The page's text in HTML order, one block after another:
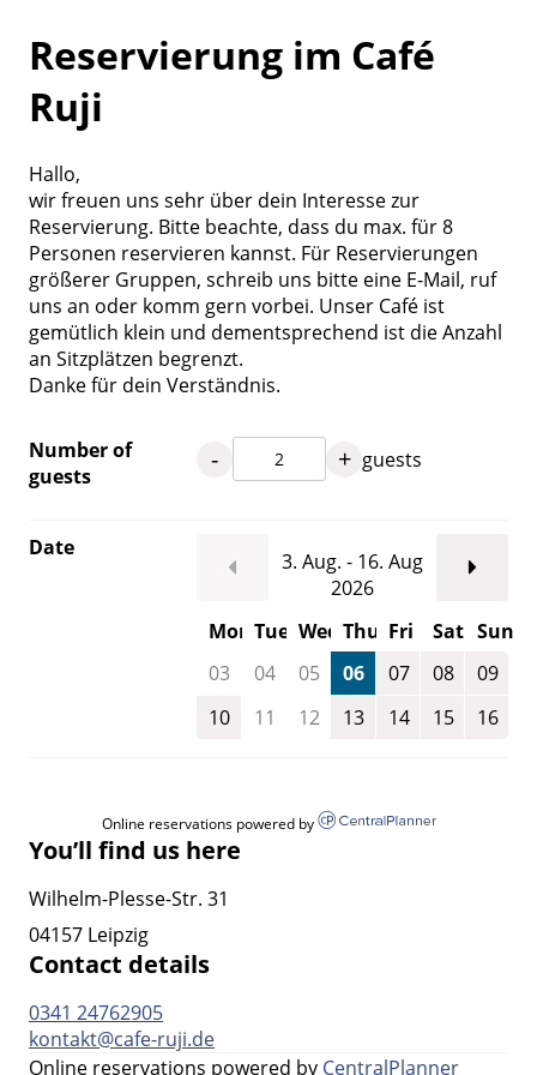
Reservierung im Café
Ruji
Hallo,
wir freuen uns sehr über dein Interesse zur
Reservierung. Bitte beachte, dass du max. für 8
Personen reservieren kannst. Für Reservierungen
größerer Gruppen, schreib uns bitte eine E-Mail, ruf
uns an oder komm gern vorbei. Unser Café ist
gemütlich klein und dementsprechend ist die Anzahl
an Sitzplätzen begrenzt.
Danke für dein Verständnis.
Number of
guests
- + guests
Date
3. Aug. - 16. Aug
2026
Mon Tue Wed Thu Fri Sat Sun
03
04 05 06 07 08
09
10
11 12 13 14 15 16
Online reservations powered by
You’ll find us here
Wilhelm-Plesse-Str. 31
04157 Leipzig
Contact details
0341 24762905
kontakt@cafe-ruji.de
Online reservations powered by CentralPlanner